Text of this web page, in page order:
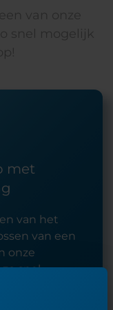
met
van het
van een
onze
snel